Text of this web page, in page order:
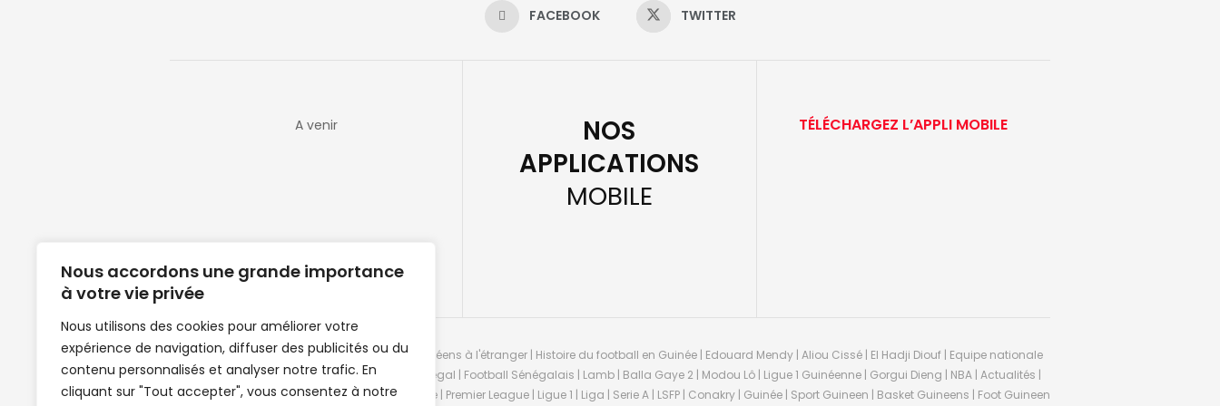
Nous accordons une grande importance
à votre vie privée
Nous utilisons des cookies pour améliorer votre
expérience de navigation, diffuser des publicités ou du
contenu personnalisés et analyser notre trafic. En
cliquant sur "Tout accepter", vous consentez à notre
FACEBOOK TWITTER
A venir
NOS
APPLICATIONS
MOBILE
TÉLÉCHARGEZ L’APPLI MOBILE
Clubs de football en Guinée | Footballeurs guinéens à l'étranger | Histoire du football en Guinée | Edouard Mendy | Aliou Cissé | El Hadji Diouf | Equipe nationale
de Guinée de football | Mercato | Lions du Sénégal | Football Sénégalais | Lamb | Balla Gaye 2 | Modou Lô | Ligue 1 Guinéenne | Gorgui Dieng | NBA | Actualités |
News | Match en direct | But | Actualité au Guinée | Premier League | Ligue 1 | Liga | Serie A | LSFP | Conakry | Guinée | Sport Guineen | Basket Guineens | Foot Guineen